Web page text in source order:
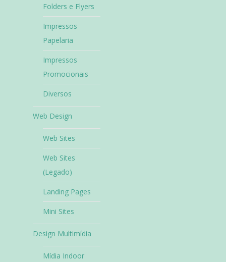
Folders e Flyers
Impressos
Papelaria
Impressos
Promocionais
Diversos
Web Design
Web Sites
Web Sites
(Legado)
Landing Pages
Mini Sites
Design Multimídia
Mídia Indoor